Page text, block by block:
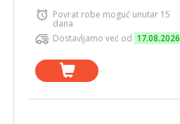
Povrat robe moguć unutar 15
dana
Dostavljamo već od 17.08.2026